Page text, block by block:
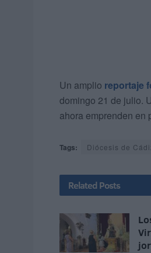
Un amplio reportaje
domingo 21 de julio.
ahora emprenden en
Tags: Diócesis de
Related Posts